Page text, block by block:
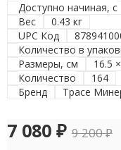
Доступно начиная, с
Вес
0.43 кг
UPC Код
Количество в
Размеры, см
16.5
Количество
164
Бренд
Трасе
7 080 ₽ 9 200₽